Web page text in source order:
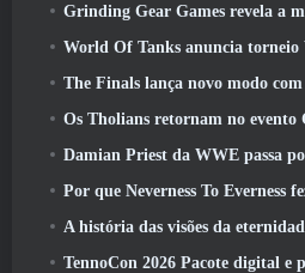
Grinding Gear Games revela a maior atualização do
World Of Tanks anuncia torneio
The Finals lança novo modo com tema de
Os Tholians retornam no evento
Damian Priest da WWE passa por treinamento no “The Loot Camp” no
Por que Neverness To Everness fez
A história das visões da eternidade continua
TennoCon 2026 Pacote digital e produtos